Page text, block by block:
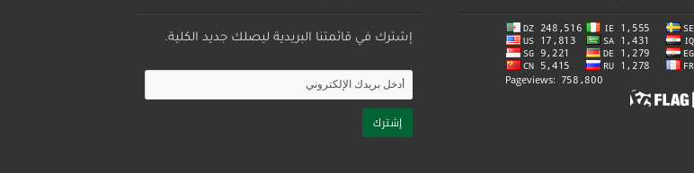
إشترك في قائمتنا البريدية ليصلك جديد الكلية.